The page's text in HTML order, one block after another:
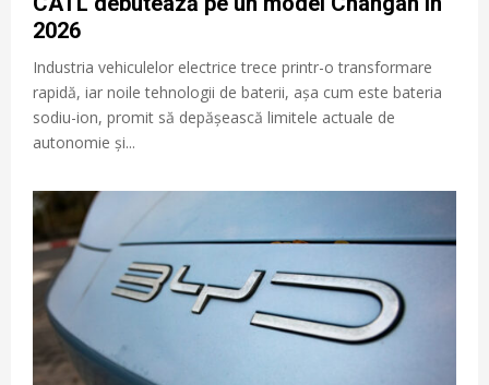
2026
Industria vehiculelor electrice trece printr-o transformare
rapidă, iar noile tehnologii de baterii, așa cum este bateria
sodiu-ion, promit să depășească limitele actuale de
autonomie și...